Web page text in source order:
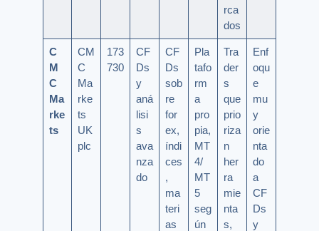
rca
dos
C
M
C
Ma
rke
ts
CM
C
Ma
rke
ts
UK
plc
173
730
CF
Ds
y
aná
lisi
s
ava
nza
do
CF
Ds
sob
re
for
ex,
índi
ces
,
ma
teri
as
Pla
tafo
rm
a
pro
pia,
MT
4/
MT
5
seg
ún
Tra
der
s
que
prio
riza
n
her
ra
mie
nta
s,
Enf
oqu
e
mu
y
orie
nta
do
a
CF
Ds
y